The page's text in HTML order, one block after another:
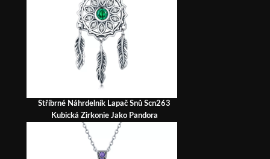
Stříbrné Náhrdelník Lapač Snů Scn263
Kubická Zirkonie Jako Pandora